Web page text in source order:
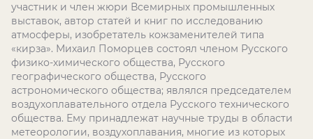
участник и член жюри Всемирных промышленных
выставок, автор статей и книг по исследованию
атмосферы, изобретатель кожзаменителей типа
«кирза». Михаил Поморцев состоял членом Русского
физико-химического общества, Русского
географического общества, Русского
астрономического общества; являлся председателем
воздухоплавательного отдела Русского технического
общества. Ему принадлежат научные труды в области
метеорологии, воздухоплавания, многие из которых